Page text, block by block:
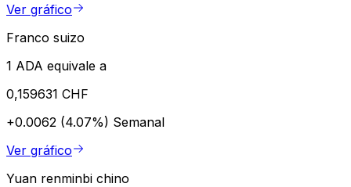
Ver gráfico
Franco suizo
1 ADA equivale a
0,159631 CHF
+0.0062 (4.07%) Semanal
Ver gráfico
Yuan renminbi chino